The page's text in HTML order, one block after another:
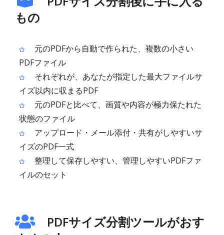
もの
元のPDFから自動で作られた、複数の小さい
PDFファイル
それぞれが、あなたが指定した最大ファイルサ
イズ以内に収まるPDF
元のPDFと比べて、画質や内容が極力保たれた
状態のファイル
アップロード・メール添付・共有がしやすいサ
イズのPDF一式
整理して保存しやすい、管理しやすいPDFファ
イルのセット
PDFサイズ分割ツールがおす